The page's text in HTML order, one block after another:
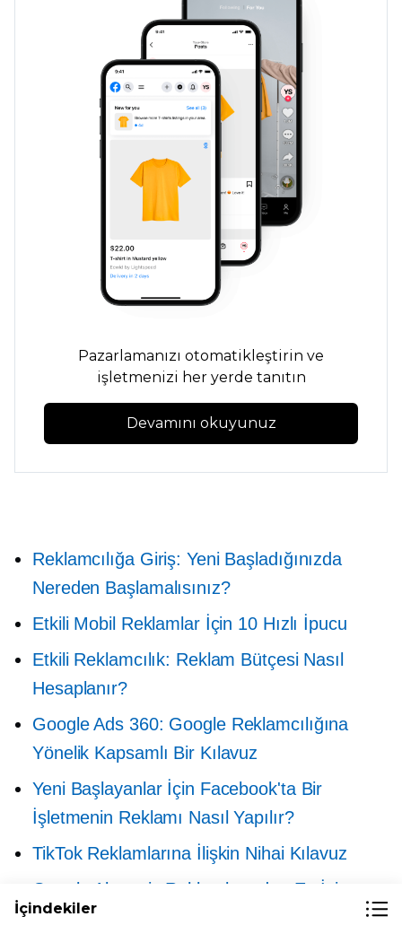
Pazarlamanızı otomatikleştirin ve
işletmenizi her yerde tanıtın
Devamını okuyunuz
Reklamcılığa Giriş: Yeni Başladığınızda
Nereden Başlamalısınız?
Etkili Mobil Reklamlar İçin 10 Hızlı İpucu
Etkili Reklamcılık: Reklam Bütçesi Nasıl
Hesaplanır?
Google Ads 360: Google Reklamcılığına
Yönelik Kapsamlı Bir Kılavuz
Yeni Başlayanlar İçin Facebook'ta Bir
İşletmenin Reklamı Nasıl Yapılır?
TikTok Reklamlarına İlişkin Nihai Kılavuz
Google Alışveriş Reklamlarından En İyi
Şekilde Yararlanma
İçindekiler